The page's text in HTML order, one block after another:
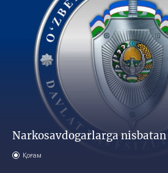
Narkosavdogarlarga
Қоғам